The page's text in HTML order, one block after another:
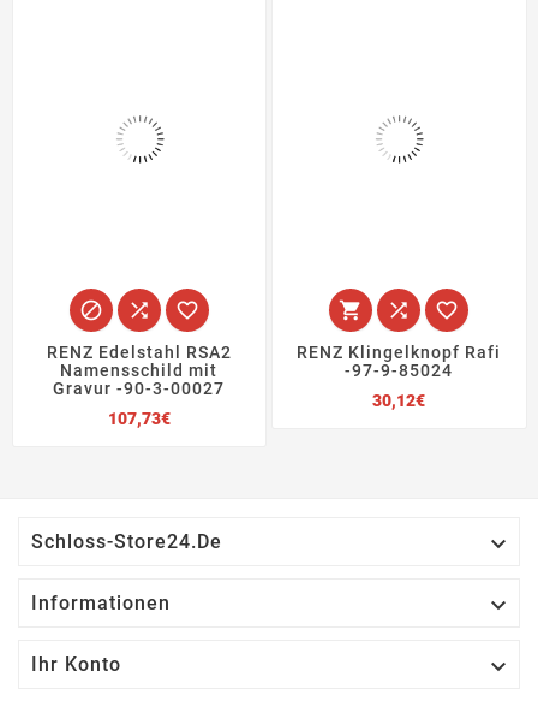
  
RENZ Edelstahl RSA2
Namensschild mit
Gravur -90-3-00027
107,73€Preis
  
RENZ Klingelknopf Rafi
-97-9-85024
30,12€Preis
Schloss-Store24.de 
Informationen 
Ihr Konto 